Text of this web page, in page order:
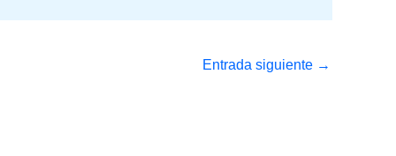
Entrada siguiente →